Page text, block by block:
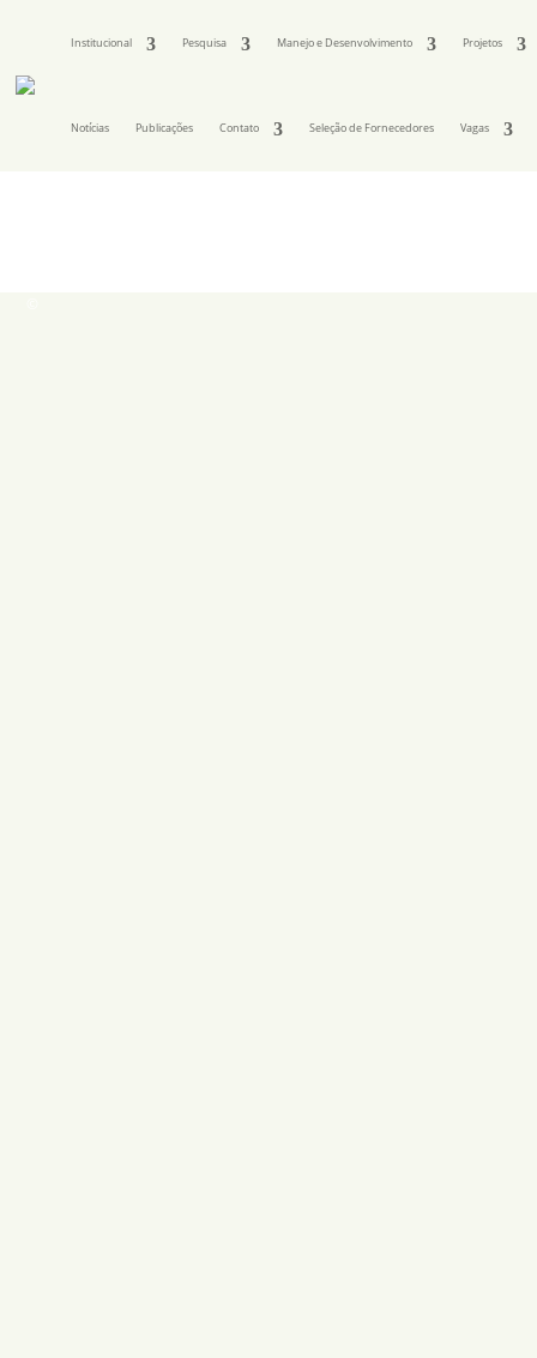
Institucional Pesquisa Manejo e Desenvolvimento Projetos
Notícias Publicações Contato Seleção de Fornecedores Vagas